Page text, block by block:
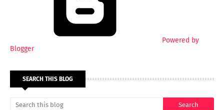
Powered by
Blogger
SEARCH THIS BLOG